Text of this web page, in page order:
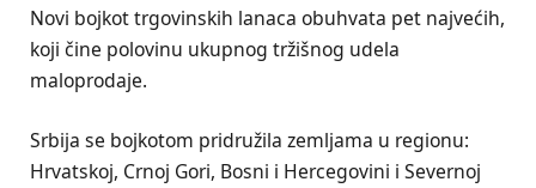
Novi bojkot trgovinskih lanaca obuhvata pet najvećih,
koji čine polovinu ukupnog tržišnog udela
maloprodaje.
Srbija se bojkotom pridružila zemljama u regionu:
Hrvatskoj, Crnoj Gori, Bosni i Hercegovini i Severnoj